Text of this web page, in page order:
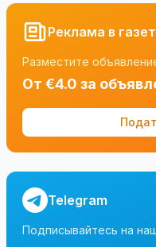
Реклама в
Разместите
От €4.0 за
Telegram
Подписывайтесь на